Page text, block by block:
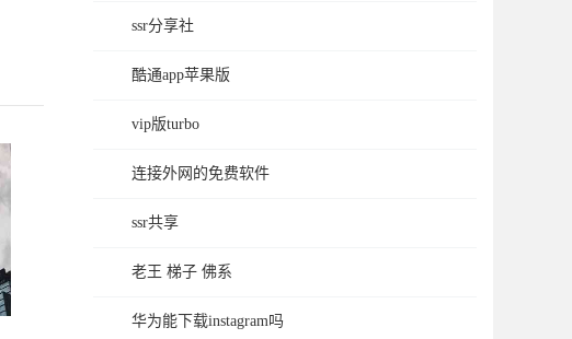
ssr分享社
酷通app苹果版
vip版turbo
连接外网的免费软件
ssr共享
老王 梯子 佛系
华为能下载instagram吗